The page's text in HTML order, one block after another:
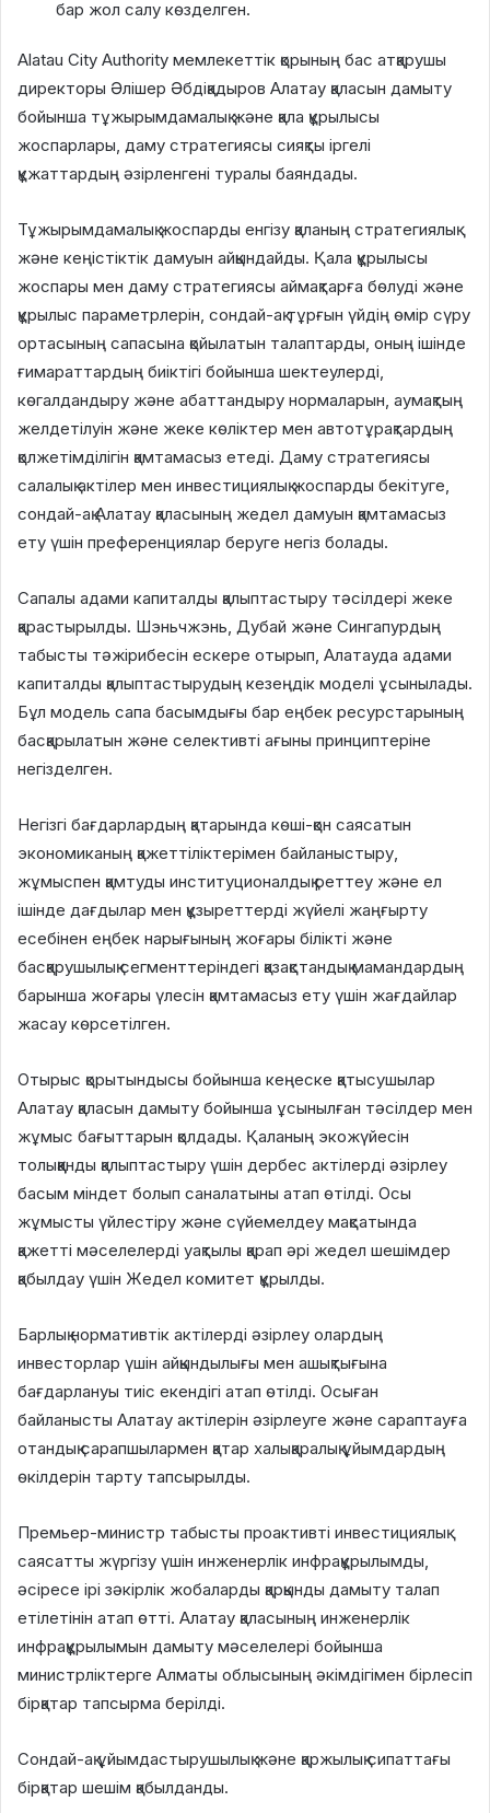
бар жол салу көзделген.
Alatau City Authority мемлекеттік қорының бас атқарушы
директоры Әлішер Әбдіқадыров Алатау қаласын дамыту
бойынша тұжырымдамалық және қала құрылысы
жоспарлары, даму стратегиясы сияқты іргелі
құжаттардың әзірленгені туралы баяндады.
Тұжырымдамалық жоспарды енгізу қаланың стратегиялық
және кеңістіктік дамуын айқындайды. Қала құрылысы
жоспары мен даму стратегиясы аймақтарға бөлуді және
құрылыс параметрлерін, сондай-ақ тұрғын үйдің өмір сүру
ортасының сапасына қойылатын талаптарды, оның ішінде
ғимараттардың биіктігі бойынша шектеулерді,
көгалдандыру және абаттандыру нормаларын, аумақтың
желдетілуін және жеке көліктер мен автотұрақтардың
қолжетімділігін қамтамасыз етеді. Даму стратегиясы
салалық актілер мен инвестициялық жоспарды бекітуге,
сондай-ақ Алатау қаласының жедел дамуын қамтамасыз
ету үшін преференциялар беруге негіз болады.
Сапалы адами капиталды қалыптастыру тәсілдері жеке
қарастырылды. Шэньчжэнь, Дубай және Сингапурдың
табысты тәжірибесін ескере отырып, Алатауда адами
капиталды қалыптастырудың кезеңдік моделі ұсынылады.
Бұл модель сапа басымдығы бар еңбек ресурстарының
басқарылатын және селективті ағыны принциптеріне
негізделген.
Негізгі бағдарлардың қатарында көші-қон саясатын
экономиканың қажеттіліктерімен байланыстыру,
жұмыспен қамтуды институционалдық реттеу және ел
ішінде дағдылар мен құзыреттерді жүйелі жаңғырту
есебінен еңбек нарығының жоғары білікті және
басқарушылық сегменттеріндегі қазақстандық мамандардың
барынша жоғары үлесін қамтамасыз ету үшін жағдайлар
жасау көрсетілген.
Отырыс қорытындысы бойынша кеңеске қатысушылар
Алатау қаласын дамыту бойынша ұсынылған тәсілдер мен
жұмыс бағыттарын қолдады. Қаланың экожүйесін
толыққанды қалыптастыру үшін дербес актілерді әзірлеу
басым міндет болып саналатыны атап өтілді. Осы
жұмысты үйлестіру және сүйемелдеу мақсатында
қажетті мәселелерді уақтылы қарап әрі жедел шешімдер
қабылдау үшін Жедел комитет құрылды.
Барлық нормативтік актілерді әзірлеу олардың
инвесторлар үшін айқындылығы мен ашықтығына
бағдарлануы тиіс екендігі атап өтілді. Осыған
байланысты Алатау актілерін әзірлеуге және сараптауға
отандық сарапшылармен қатар халықаралық ұйымдардың
өкілдерін тарту тапсырылды.
Премьер-министр табысты проактивті инвестициялық
саясатты жүргізу үшін инженерлік инфрақұрылымды,
әсіресе ірі зәкірлік жобаларды қарқынды дамыту талап
етілетінін атап өтті. Алатау қаласының инженерлік
инфрақұрылымын дамыту мәселелері бойынша
министрліктерге Алматы облысының әкімдігімен бірлесіп
бірқатар тапсырма берілді.
Сондай-ақ ұйымдастырушылық және қаржылық сипаттағы
бірқатар шешім қабылданды.